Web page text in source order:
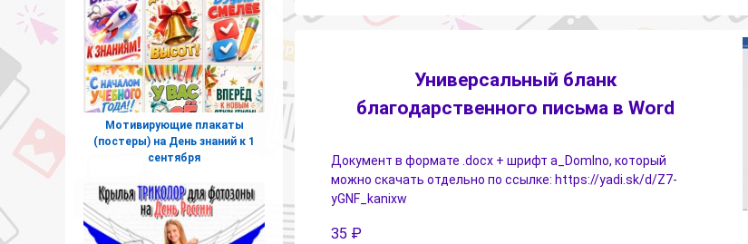
Универсальный бланк
благодарственного письма в Word
Документ в формате .docx + шрифт a_DomIno, который
можно скачать отдельно по ссылке: https://yadi.sk/d/Z7-
yGNF_kanixw
35 ₽
Мотивирующие плакаты
(постеры) на День знаний к 1
сентября